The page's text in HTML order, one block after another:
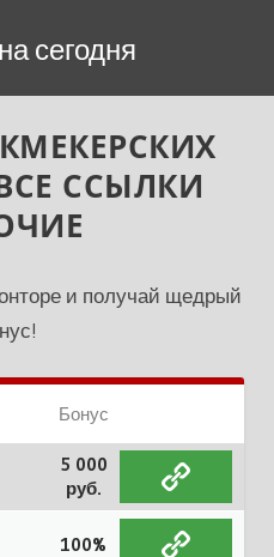
сегодня
ССЫЛКИ
и получай щедрый
Бонус
5 000
руб.
100%